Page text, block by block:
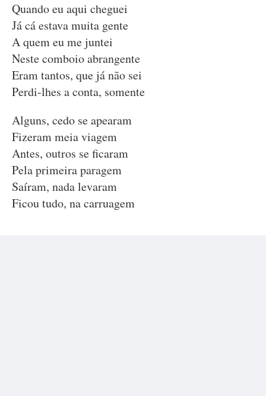
Quando eu aqui cheguei
Já cá estava muita gente
A quem eu me juntei
Neste comboio abrangente
Eram tantos, que já não sei
Perdi-lhes a conta, somente
Alguns, cedo se apearam
Fizeram meia viagem
Antes, outros se ficaram
Pela primeira paragem
Saíram, nada levaram
Ficou tudo, na carruagem